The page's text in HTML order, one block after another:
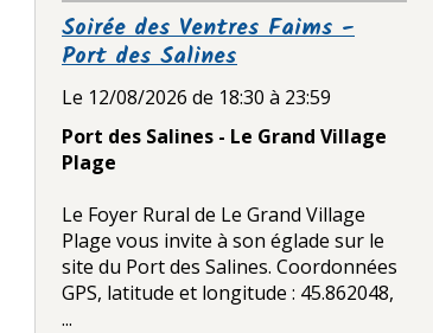
Soirée des Ventres Faims -
Port des Salines
Le 12/08/2026 de 18:30 à 23:59
Port des Salines - Le Grand Village
Plage
Le Foyer Rural de Le Grand Village
Plage vous invite à son églade sur le
site du Port des Salines. Coordonnées
GPS, latitude et longitude : 45.862048,
...